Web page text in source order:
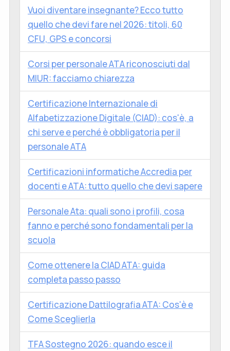
Vuoi diventare insegnante? Ecco tutto
quello che devi fare nel 2026: titoli, 60
CFU, GPS e concorsi
Corsi per personale ATA riconosciuti dal
MIUR: facciamo chiarezza
Certificazione Internazionale di
Alfabetizzazione Digitale (CIAD): cos'è, a
chi serve e perché è obbligatoria per il
personale ATA
Certificazioni informatiche Accredia per
docenti e ATA: tutto quello che devi sapere
Personale Ata: quali sono i profili, cosa
fanno e perché sono fondamentali per la
scuola
Come ottenere la CIAD ATA: guida
completa passo passo
Certificazione Dattilografia ATA: Cos'è e
Come Sceglierla
TFA Sostegno 2026: quando esce il